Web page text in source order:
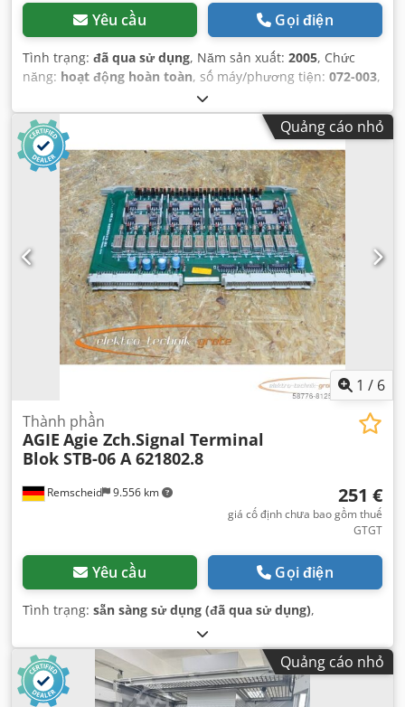
Yêu cầu Gọi điện
Tình trạng: đã qua sử dụng, Năm sản xuất: 2005, Chức
năng: hoạt động hoàn toàn, số máy/phương tiện: 072-003,
300 kg
trục X:300 mm, khoảng cách di chuyển trục Y:200 mm,
khoảng cách di chuyển trục Z:
, tổng chiều cao:
1.940 mm, tổng chiều dài:1.340 mm, tổng chiều rộng:
mm, loại dòng điện đầu vào:ba pha, trọng lượng tổng
910 kg, chiều dài bàn:400 mm, chiều cao bàn:
, điện áp đầu vào:400 V, dung tích thùng chứa:20 l
tần số đầu vào: 50 Hz, dòng điện đầu vào:30 A, Thiết bị:
liệu / sổ tay hướng dẫn,
Quảng cáo nhỏ
1 / 6
Remscheid 9.556 km
Thành phần
AGIE Agie Zch.Signal Terminal
Blok STB-06 A 621802.8
251 €
giá cố định chưa bao gồm thuế
GTGT
Yêu cầu Gọi điện
Tình trạng: sẵn sàng sử dụng (đã qua sử dụng),
Quảng cáo nhỏ